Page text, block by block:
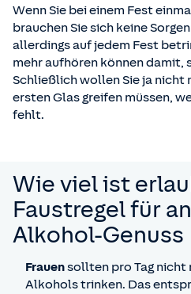
Wenn Sie bei einem Fest
brauchen Sie sich keine
allerdings auf jedem Fest
mehr aufhören können damit,
Schließlich wollen Sie ja nicht
ersten Glas greifen müssen,
fehlt.
Wie viel ist
Faustregel für
Alkohol-Genuss
Frauensollten pro Tag nicht
Alkohols trinken. Das